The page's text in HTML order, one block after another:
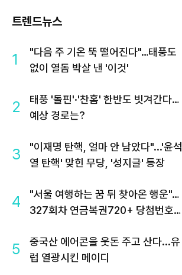
트렌드뉴스
1
"다음 주 기온 뚝 떨어진다"…태풍도
없이 열돔 박살 낸 '이것'
2
태풍 '돌핀'·'찬홈' 한반도 빗겨간다…
예상 경로는?
3
"이재명 탄핵, 얼마 안 남았다"...'윤석
열 탄핵' 맞힌 무당, '성지글' 등장
4
"서울 여행하는 꿈 뒤 찾아온 행운"…
327회차 연금복권720+ 당첨번호조
5
중국산 에어콘을 웃돈 주고 산다...유
럽 열광시킨 메이디